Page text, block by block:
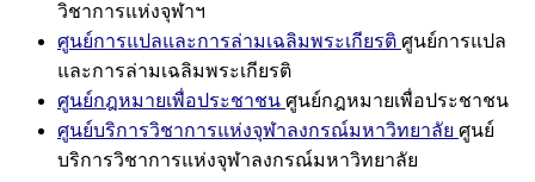
วิชาการแห่งจุฬาฯ
ศูนย์การแปลและการล่ามเฉลิมพระเกียรติ ศูนย์การแปล
และการล่ามเฉลิมพระเกียรติ
ศูนย์กฎหมายเพื่อประชาชน ศูนย์กฎหมายเพื่อประชาชน
ศูนย์บริการวิชาการแห่งจุฬาลงกรณ์มหาวิทยาลัย ศูนย์
บริการวิชาการแห่งจุฬาลงกรณ์มหาวิทยาลัย